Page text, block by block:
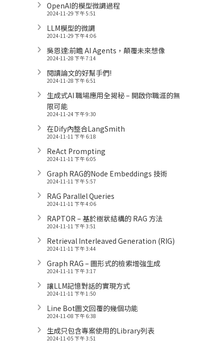
OpenAI的模型微調過程
2024-11-29 下午 5:51
LLM模型的微調
2024-11-29 下午 4:06
吳恩達:前瞻 AI Agents，顛覆未來想像
2024-11-28 下午 7:14
閱讀論文的好幫手們!
2024-11-28 下午 6:51
生成式AI 職場應用全揭秘 – 開啟你職涯的無
限可能
2024-11-24 下午 9:30
在Dify內整合LangSmith
2024-11-11 下午 6:18
ReAct Prompting
2024-11-11 下午 6:05
Graph RAG的Node Embeddings 技術
2024-11-11 下午 5:57
RAG Parallel Queries
2024-11-11 下午 4:06
RAPTOR – 基於樹狀結構的 RAG 方法
2024-11-11 下午 3:51
Retrieval Interleaved Generation (RIG)
2024-11-11 下午 3:44
Graph RAG – 圖形式的檢索增強生成
2024-11-11 下午 3:17
讓LLM記憶對話的實現方式
2024-11-11 下午 1:50
Line Bot圖文回覆的幾個功能
2024-11-08 下午 6:38
生成只包含專案使用的Library列表
2024-11-05 下午 3:51